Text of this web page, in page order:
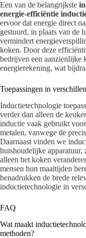
Een van de belangrijkste
energie-efficiëntie
ervoor dat energie direct
gestuurd, in plaats van de
vermindert
koken. Door deze
bedrijven een aanzienlijke
energierekening, wat
Toepassingen in
Inductietechnologie
verder dan alleen de
inductie vaak gebruikt
metalen, vanwege de
Daarnaast vinden we
huishoudelijke
alleen het koken
mensen hun maaltijden
benadrukken de brede
inductietechnologie in
FAQ
Wat maakt
methoden?